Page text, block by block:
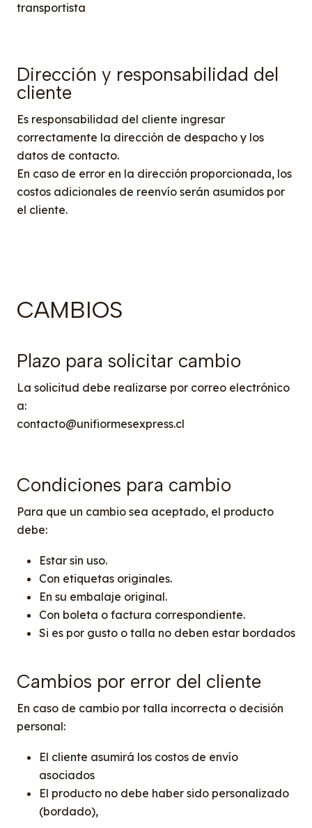
transportista
Dirección y responsabilidad del
cliente
Es responsabilidad del cliente ingresar
correctamente la dirección de despacho y los
datos de contacto.
En caso de error en la dirección proporcionada, los
costos adicionales de reenvío serán asumidos por
el cliente.
CAMBIOS
Plazo para solicitar cambio
La solicitud debe realizarse por correo electrónico
a:
contacto@unifiormesexpress.cl
Condiciones para cambio
Para que un cambio sea aceptado, el producto
debe:
Estar sin uso.
Con etiquetas originales.
En su embalaje original.
Con boleta o factura correspondiente.
Si es por gusto o talla no deben estar bordados
Cambios por error del cliente
En caso de cambio por talla incorrecta o decisión
personal:
El cliente asumirá los costos de envío
asociados
El producto no debe haber sido personalizado
(bordado),